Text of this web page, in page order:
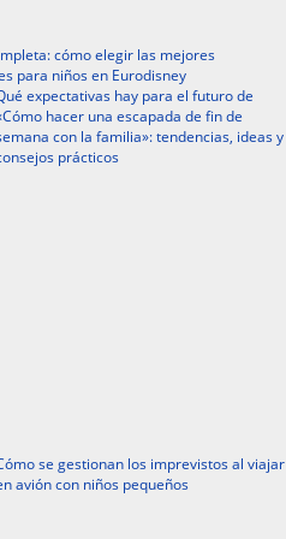
cómo elegir las mejores
para niños en Eurodisney
expectativas hay para el futuro de
hacer una escapada de fin de
con la familia»: tendencias, ideas y
prácticos
se gestionan los imprevistos al viajar
avión con niños pequeños